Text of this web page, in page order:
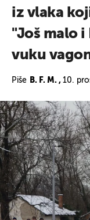
iz vlaka
"Još malo i
vuku
Piše B. F. M. , 10.